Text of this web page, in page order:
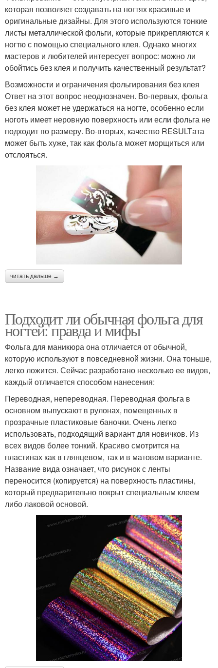
которая позволяет создавать на ногтях красивые и
оригинальные дизайны. Для этого используются тонкие
листы металлической фольги, которые прикрепляются к
ногтю с помощью специального клея. Однако многих
мастеров и любителей интересует вопрос: можно ли
обойтись без клея и получить качественный результат?
Возможности и ограничения фольгирования без клея
Ответ на этот вопрос неоднозначен. Во-первых, фольга
без клея может не удержаться на ногте, особенно если
ноготь имеет неровную поверхность или если фольга не
подходит по размеру. Во-вторых, качество RESULTата
может быть хуже, так как фольга может морщиться или
отслояться.
читать дальше →
Подходит ли обычная фольга для
ногтей: правда и мифы
Фольга для маникюра она отличается от обычной,
которую используют в повседневной жизни. Она тоньше,
легко ложится. Сейчас разработано несколько ее видов,
каждый отличается способом нанесения:
Переводная, непереводная. Переводная фольга в
основном выпускают в рулонах, помещенных в
прозрачные пластиковые баночки. Очень легко
использовать, подходящий вариант для новичков. Из
всех видов более тонкий. Красиво смотрится на
пластинах как в глянцевом, так и в матовом варианте.
Название вида означает, что рисунок с ленты
переносится (копируется) на поверхность пластины,
который предварительно покрыт специальным клеем
либо лаковой основой.